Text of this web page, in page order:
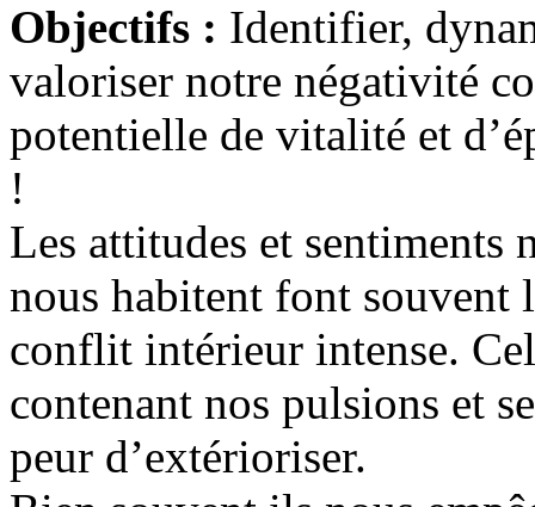
Objectifs : Identifier,
valoriser notre négativité
potentielle de vitalité et
!
Les attitudes et sentiments
nous habitent font souvent
conflit intérieur intense.
contenant nos pulsions et
peur d’extérioriser.